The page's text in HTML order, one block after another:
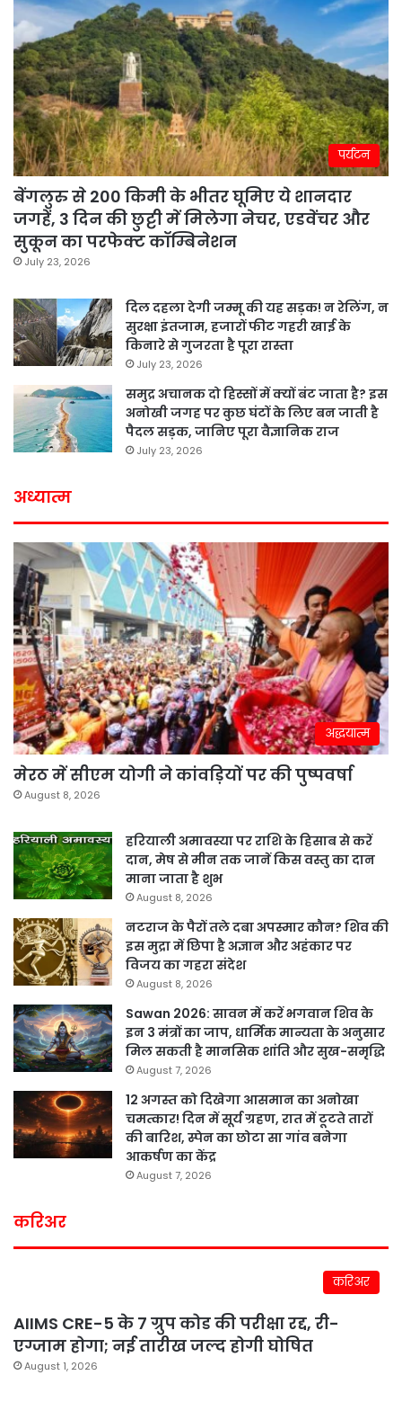
पर्यटन
बेंगलुरु से 200 किमी के भीतर घूमिए ये शानदार
जगहें, 3 दिन की छुट्टी में मिलेगा नेचर, एडवेंचर और
सुकून का परफेक्ट कॉम्बिनेशन
July 23, 2026
दिल दहला देगी जम्मू की यह सड़क! न रेलिंग, न
सुरक्षा इंतजाम, हजारों फीट गहरी खाई के
किनारे से गुजरता है पूरा रास्ता
July 23, 2026
समुद्र अचानक दो हिस्सों में क्यों बंट जाता है? इस
अनोखी जगह पर कुछ घंटों के लिए बन जाती है
पैदल सड़क, जानिए पूरा वैज्ञानिक राज
July 23, 2026
अध्यात्म
अद्धयात्म
मेरठ में सीएम योगी ने कांवड़ियों पर की पुष्पवर्षा
August 8, 2026
हरियाली अमावस्या पर राशि के हिसाब से करें
दान, मेष से मीन तक जानें किस वस्तु का दान
माना जाता है शुभ
August 8, 2026
नटराज के पैरों तले दबा अपस्मार कौन? शिव की
इस मुद्रा में छिपा है अज्ञान और अहंकार पर
विजय का गहरा संदेश
August 8, 2026
Sawan 2026: सावन में करें भगवान शिव के
इन 3 मंत्रों का जाप, धार्मिक मान्यता के अनुसार
मिल सकती है मानसिक शांति और सुख-समृद्धि
August 7, 2026
12 अगस्त को दिखेगा आसमान का अनोखा
चमत्कार! दिन में सूर्य ग्रहण, रात में टूटते तारों
की बारिश, स्पेन का छोटा सा गांव बनेगा
आकर्षण का केंद्र
August 7, 2026
करिअर
करिअर
AIIMS CRE-5 के 7 ग्रुप कोड की परीक्षा रद्द, री-
एग्जाम होगा; नई तारीख जल्द होगी घोषित
August 1, 2026